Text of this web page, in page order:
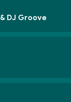
DJ Groove